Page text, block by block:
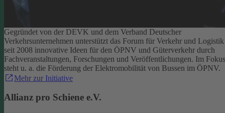
Gegründet von der DEVK und dem Verband Deutscher
Verkehrsunternehmen unterstützt das Forum für Verkehr und Logistik
seit 2008 innovative Ideen für den ÖPNV und Güterverkehr durch
Fachveranstaltungen, Forschungen und Veröffentlichungen. Im Fokus
steht u. a. die Förderung der Elektromobilität von Bussen im ÖPNV.
Mehr zur Initiative
Allianz pro Schiene e.V.